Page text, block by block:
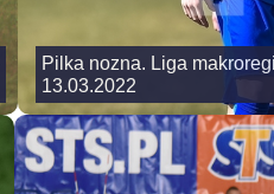
Pilka nozna. Liga
13.03.2022